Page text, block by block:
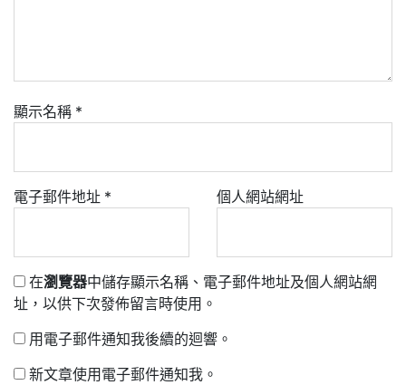
顯示名稱 *
電子郵件地址 * 個人網站網址
在瀏覽器中儲存顯示名稱、電子郵件地址及個人網站網
址，以供下次發佈留言時使用。
用電子郵件通知我後續的迴響。
新文章使用電子郵件通知我。